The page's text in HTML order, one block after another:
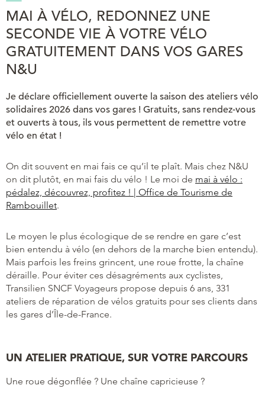
MAI À VÉLO, REDONNEZ UNE
SECONDE VIE À VOTRE VÉLO
GRATUITEMENT DANS VOS GARES
N&U
Je déclare officiellement ouverte la saison des ateliers vélo
solidaires 2026 dans vos gares ! Gratuits, sans rendez-vous
et ouverts à tous, ils vous permettent de remettre votre
vélo en état !
On dit souvent en mai fais ce qu’il te plaît. Mais chez N&U
on dit plutôt, en mai fais du vélo ! Le moi de mai à vélo :
pédalez, découvrez, profitez ! | Office de Tourisme de
Rambouillet.
Le moyen le plus écologique de se rendre en gare c’est
bien entendu à vélo (en dehors de la marche bien entendu).
Mais parfois les freins grincent, une roue frotte, la chaîne
déraille. Pour éviter ces désagréments aux cyclistes,
Transilien SNCF Voyageurs propose depuis 6 ans, 331
ateliers de réparation de vélos gratuits pour ses clients dans
les gares d’Île-de-France.
UN ATELIER PRATIQUE, SUR VOTRE PARCOURS
Une roue dégonflée ? Une chaîne capricieuse ?